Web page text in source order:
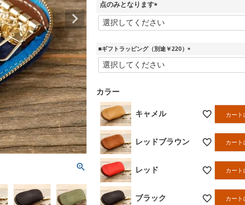
点のみとなります
(
必
)
■ギフトラッピング（別途￥220）
(
カラー
キャメル カート
レッドブラウン カート
レッド カート
ブラック カート